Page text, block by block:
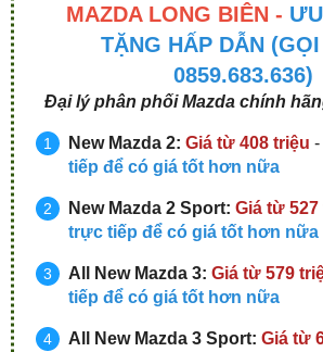
MAZDA LONG BIÊN -
TẶNG HẤP DẪN (GỌI
0859.683.636)
Đại lý phân phối Mazda chính
New Mazda 2: Giá từ 408 triệu -
tiếp để có giá tốt hơn nữa
New Mazda 2 Sport: Giá từ 527
trực tiếp để có giá tốt hơn nữa
All New Mazda 3: Giá từ 579
tiếp để có giá tốt hơn nữa
All New Mazda 3 Sport: Giá từ